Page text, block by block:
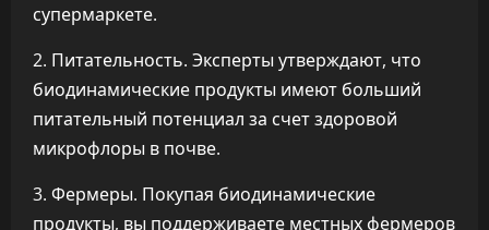
супермаркете.
2. Питательность. Эксперты утверждают, что
биодинамические продукты имеют больший
питательный потенциал за счет здоровой
микрофлоры в почве.
3. Фермеры. Покупая биодинамические
продукты, вы поддерживаете местных фермеров